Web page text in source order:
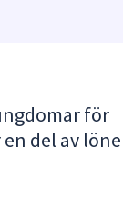
för
del av